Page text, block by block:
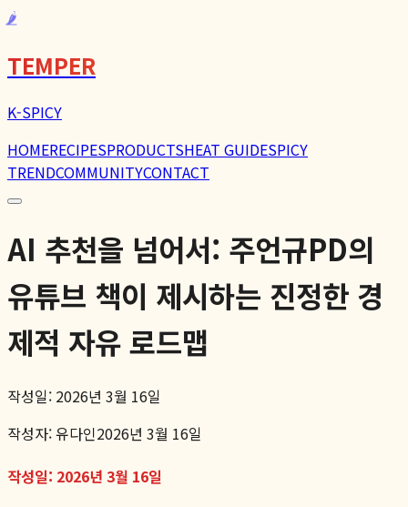
🌶️
TEMPER
K-SPICY
HOMERECIPESPRODUCTSHEAT GUIDESPICY
TRENDCOMMUNITYCONTACT
AI 추천을 넘어서: 주언규PD의
유튜브 책이 제시하는 진정한 경
제적 자유 로드맵
작성일: 2026년 3월 16일
작성자:유다인2026년 3월 16일
작성일: 2026년 3월 16일